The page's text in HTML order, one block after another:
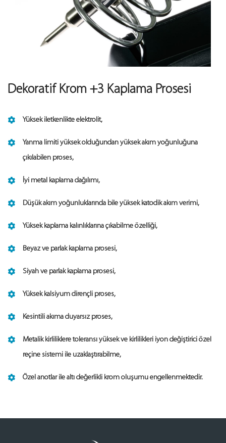
Dekoratif Krom +3 Kaplama Prosesi
Yüksek iletkenlikte elektrolit,
Yanma limiti yüksek olduğundan yüksek akım yoğunluğuna
çıkılabilen proses,
İyi metal kaplama dağılımı,
Düşük akım yoğunluklarında bile yüksek katodik akım verimi,
Yüksek kaplama kalınlıklarına çıkabilme özelliği,
Beyaz ve parlak kaplama prosesi,
Siyah ve parlak kaplama prosesi,
Yüksek kalsiyum dirençli proses,
Kesintili akıma duyarsız proses,
Metalik kirliliklere toleransı yüksek ve kirlilikleri iyon değiştirici özel
reçine sistemi ile uzaklaştırabilme,
Özel anotlar ile altı değerlikli krom oluşumu engellenmektedir.